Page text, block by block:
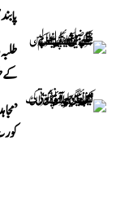
کے